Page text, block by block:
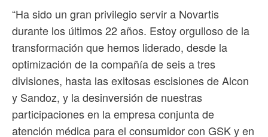
“Ha sido un gran privilegio servir a Novartis
durante los últimos 22 años. Estoy orgulloso de la
transformación que hemos liderado, desde la
optimización de la compañía de seis a tres
divisiones, hasta las exitosas escisiones de Alcon
y Sandoz, y la desinversión de nuestras
participaciones en la empresa conjunta de
atención médica para el consumidor con GSK y en